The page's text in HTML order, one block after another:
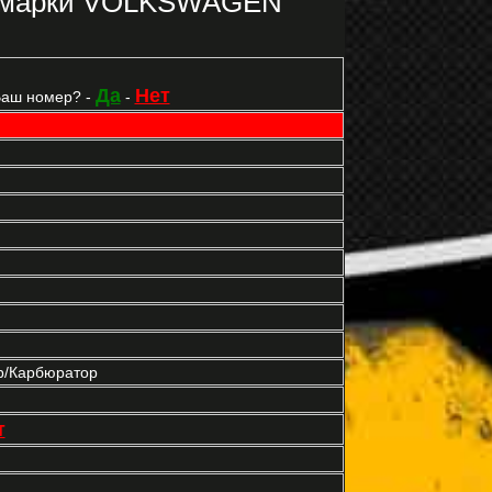
номер? - Да- Нет
Карбюратор